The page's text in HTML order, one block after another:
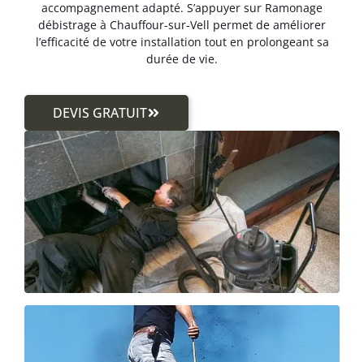
accompagnement adapté. S’appuyer sur Ramonage
débistrage à Chauffour-sur-Vell permet de améliorer
l’efficacité de votre installation tout en prolongeant sa
durée de vie.
DEVIS GRATUIT